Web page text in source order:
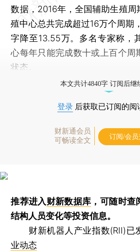
数据，2016年，全国辅助生殖周
殖中心总共完成超过16万个周期
字降至13.55万。多名专家称，
心每年只能完成数十或上百个周
状态。
本文共计4840字 订阅后继
登录 后获取已订阅的阅
财新通会员
可畅读全文
订阅/会员
推荐进入财新数据库 ，可随时查
结构人员变化等投资信息。
财新机器人产业指数(RII)已
业动态